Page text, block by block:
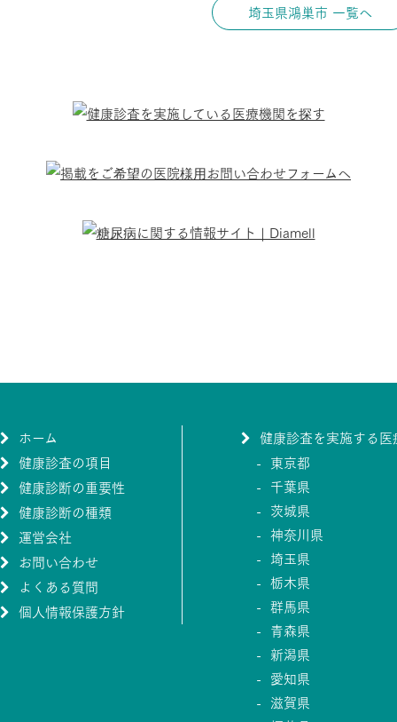
埼玉県鴻巣市 一覧へ
ホーム
健康診査の項目
健康診断の重要性
健康診断の種類
運営会社
お問い合わせ
よくある質問
個人情報保護方針
健康診査を実施する医
東京都
千葉県
茨城県
神奈川県
埼玉県
栃木県
群馬県
青森県
新潟県
愛知県
滋賀県